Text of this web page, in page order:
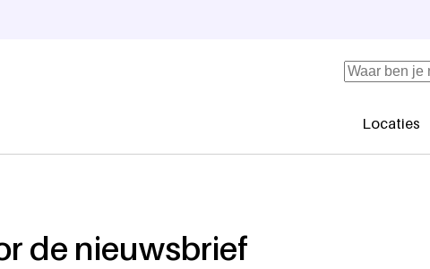
Locaties
Zoeken
de nieuwsbrief